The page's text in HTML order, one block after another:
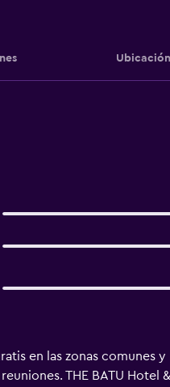
Ubicación
en las zonas comunes y
THE BATU Hotel